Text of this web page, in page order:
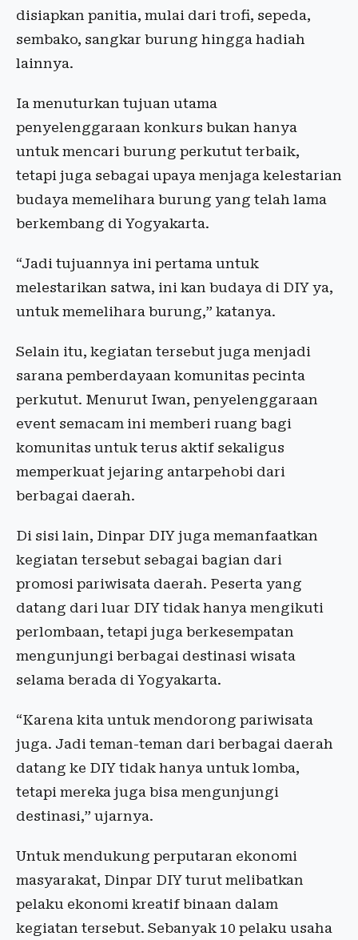
disiapkan panitia, mulai dari trofi, sepeda,
sembako, sangkar burung hingga hadiah
lainnya.
Ia menuturkan tujuan utama
penyelenggaraan konkurs bukan hanya
untuk mencari burung perkutut terbaik,
tetapi juga sebagai upaya menjaga kelestarian
budaya memelihara burung yang telah lama
berkembang di Yogyakarta.
“Jadi tujuannya ini pertama untuk
melestarikan satwa, ini kan budaya di DIY ya,
untuk memelihara burung,” katanya.
Selain itu, kegiatan tersebut juga menjadi
sarana pemberdayaan komunitas pecinta
perkutut. Menurut Iwan, penyelenggaraan
event semacam ini memberi ruang bagi
komunitas untuk terus aktif sekaligus
memperkuat jejaring antarpehobi dari
berbagai daerah.
Di sisi lain, Dinpar DIY juga memanfaatkan
kegiatan tersebut sebagai bagian dari
promosi pariwisata daerah. Peserta yang
datang dari luar DIY tidak hanya mengikuti
perlombaan, tetapi juga berkesempatan
mengunjungi berbagai destinasi wisata
selama berada di Yogyakarta.
“Karena kita untuk mendorong pariwisata
juga. Jadi teman-teman dari berbagai daerah
datang ke DIY tidak hanya untuk lomba,
tetapi mereka juga bisa mengunjungi
destinasi,” ujarnya.
Untuk mendukung perputaran ekonomi
masyarakat, Dinpar DIY turut melibatkan
pelaku ekonomi kreatif binaan dalam
kegiatan tersebut. Sebanyak 10 pelaku usaha